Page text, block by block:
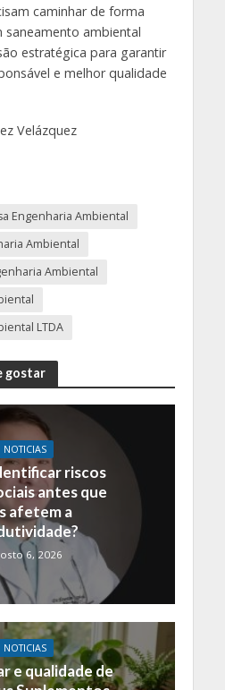
caminhar de forma
saneamento ambiental
estratégica para garantir
e melhor qualidade
Velázquez
Engenharia Ambiental
Ambiental
Ambiental
LTDA
gostar
NOTICIAS
riscos
antes que
afetem a
6, 2026
NOTICIAS
e qualidade de